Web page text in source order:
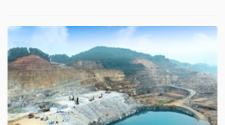
tư
Truyền
thông
tài